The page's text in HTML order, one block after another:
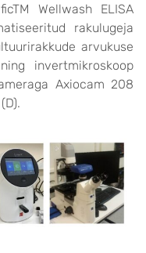
Wellwash ELISA
rakulugeja
arvukuse
invertmikroskoop
Axiocam 208